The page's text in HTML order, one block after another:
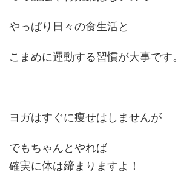
やっぱり日々の食生活と
こまめに運動する習慣が大事です。
ヨガはすぐに痩せはしませんが
でもちゃんとやれば
確実に体は締まりますよ！